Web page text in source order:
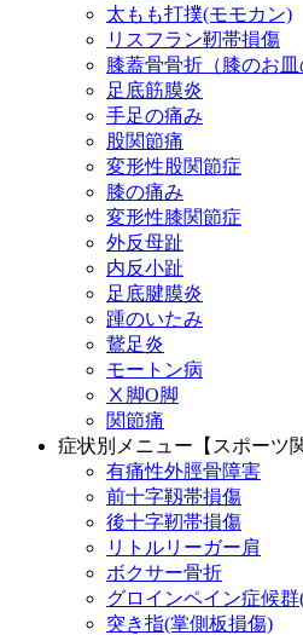
太もも打撲(モモカン)
リスフラン靭帯損傷
膝蓋骨骨折（膝のお皿
足底筋膜炎
手足の痛み
股関節痛
変形性股関節症
膝の痛み
変形性膝関節症
外反母趾
内反小趾
足底腱膜炎
踵のいたみ
鵞足炎
モートン病
Ⅹ脚O脚
関節痛
症状別メニュー【スポーツ
有痛性外脛骨障害
前十字靱帯損傷
後十字靭帯損傷
リトルリーガー肩
ボクサー骨折
グロインペイン症候群
突き指(掌側板損傷)